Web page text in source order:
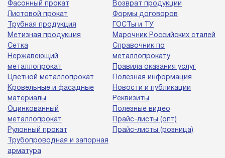
Фасонный прокат
Листовой прокат
Трубная продукция
Метизная продукция
Сетка
Нержавеющий
металлопрокат
Цветной металлопрокат
Кровельные и фасадные
материалы
Оцинкованный
металлопрокат
Рулонный прокат
Трубопроводная и запорная
арматура
Возврат продукции
Формы договоров
ГОСТы и ТУ
Марочник Российских сталей
Справочник по
металлопрокату
Правила оказания услуг
Полезная информация
Новости и публикации
Реквизиты
Полезные видео
Прайс-листы (опт)
Прайс-листы (розница)